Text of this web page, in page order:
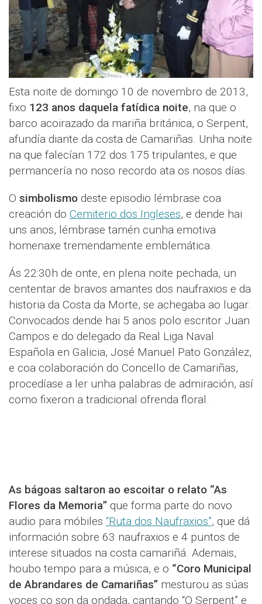
Esta noite de domingo 10 de novembro de 2013,
fixo 123 anos daquela fatídica noite, na que o
barco acoirazado da mariña británica, o Serpent,
afundía diante da costa de Camariñas. Unha noite
na que falecían 172 dos 175 tripulantes, e que
permancería no noso recordo ata os nosos días.
O simbolismo deste episodio lémbrase coa
creación do Cemiterio dos Ingleses, e dende hai
uns anos, lémbrase tamén cunha emotiva
homenaxe tremendamente emblemática.
Ás 22:30h de onte, en plena noite pechada, un
cententar de bravos amantes dos naufraxios e da
historia da Costa da Morte, se achegaba ao lugar.
Convocados dende hai 5 anos polo escritor Juan
Campos e do delegado da Real Liga Naval
Española en Galicia, José Manuel Pato González,
e coa colaboración do Concello de Camariñas,
procedíase a ler unha palabras de admiración, así
como fixeron a tradicional ofrenda floral.
As bágoas saltaron ao escoitar o relato “As
Flores da Memoria” que forma parte do novo
audio para móbiles “Ruta dos Naufraxios”, que dá
información sobre 63 naufraxios e 4 puntos de
interese situados na costa camariñá. Ademais,
houbo tempo para a música, e o “Coro Municipal
de Abrandares de Camariñas” mesturou as súas
voces co son da ondada, cantando “O Serpent” e